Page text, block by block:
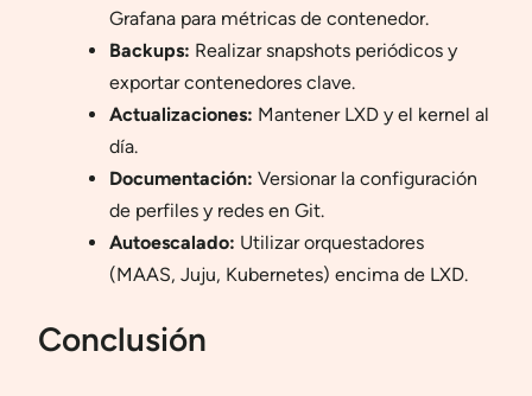
Grafana para métricas de contenedor.
Backups: Realizar snapshots periódicos y
exportar contenedores clave.
Actualizaciones: Mantener LXD y el kernel al
día.
Documentación: Versionar la configuración
de perfiles y redes en Git.
Autoescalado: Utilizar orquestadores
(MAAS, Juju, Kubernetes) encima de LXD.
Conclusión